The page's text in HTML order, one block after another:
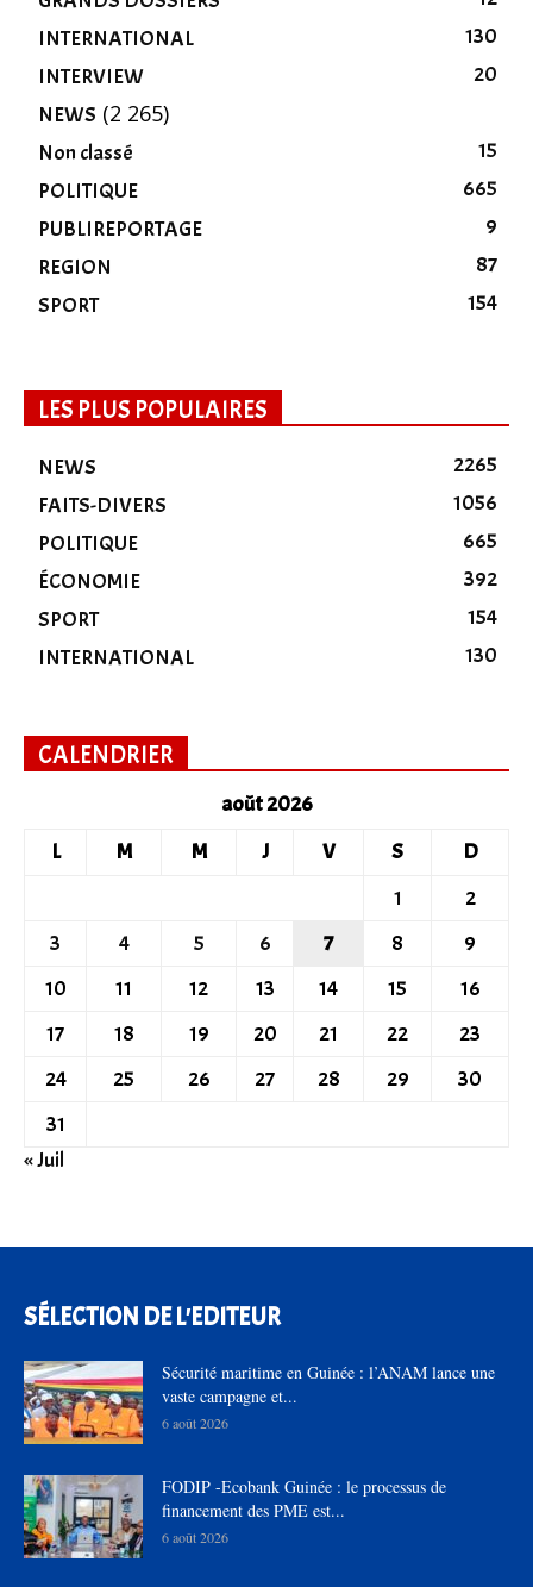
INTERNATIONAL
130
INTERVIEW
20
NEWS (2 265)
Non classé
15
POLITIQUE
665
PUBLIREPORTAGE
9
REGION
87
SPORT
154
LES PLUS POPULAIRES
NEWS
2265
FAITS-DIVERS
1056
POLITIQUE
665
ÉCONOMIE
392
SPORT
154
INTERNATIONAL
130
CALENDRIER
août 2026
L
M M J V S
D
1
2
3
4 5 6 7 8
9
10
11 12 13 14 15
16
17
18 19 20 21 22
23
24
25 26 27 28 29
30
31
« Juil
SÉLECTION DE L'EDITEUR
Sécurité maritime en Guinée : l’ANAM lance une
vaste campagne et...
6 août 2026
FODIP -Ecobank Guinée : le processus de
financement des PME est...
6 août 2026